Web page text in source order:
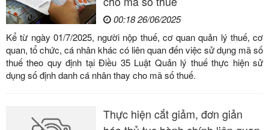
00:18 26/06/2025
Kể từ ngày 01/7/2025, người nộp thuế, cơ quan quản lý thuế, cơ
quan, tổ chức, cá nhân khác có liên quan đến việc sử dụng mã số
thuế theo quy định tại Điều 35 Luật Quản lý thuế thực hiện sử
dụng số định danh cá nhân thay cho mã số thuế.
Thực hiện cắt giảm, đơn giản